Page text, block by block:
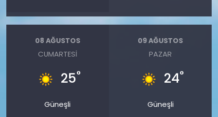
08 AĞUSTOS
CUMARTESI
25°
Güneşli
09 AĞUSTOS
PAZAR
24°
Güneşli